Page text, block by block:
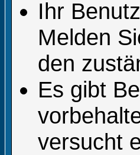
Ihr
Melden
den
Es gibt
versucht